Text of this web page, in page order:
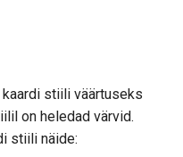
kaardi stiili väärtuseks
on heledad värvid.
stiili näide: